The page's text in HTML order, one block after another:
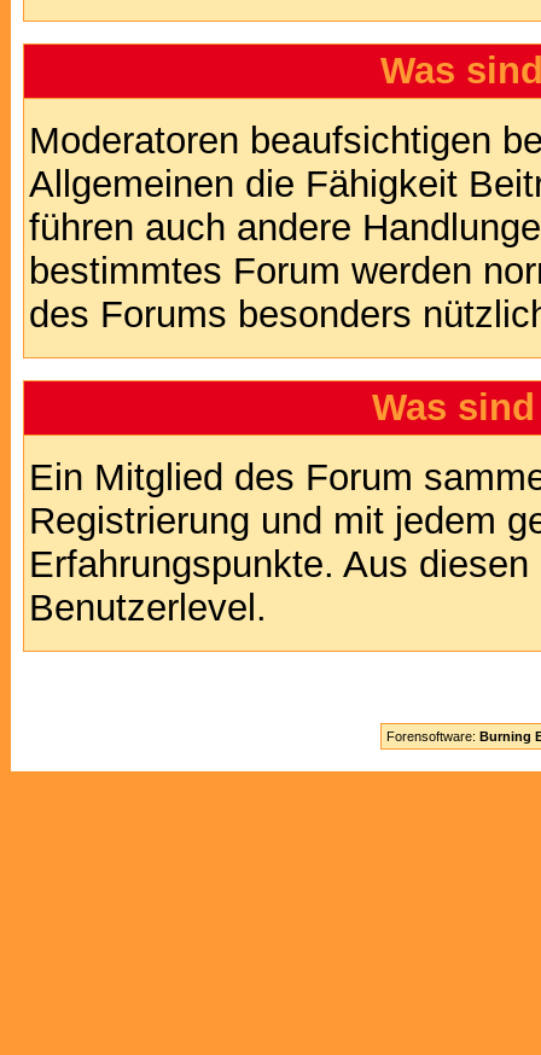
Was
Moderatoren beaufsichtigen
Allgemeinen die Fähigkeit
führen auch andere
bestimmtes Forum werden
des Forums besonders
Was
Ein Mitglied des Forum
Registrierung und mit jedem
Erfahrungspunkte. Aus
Benutzerlevel.
Forensoftware: Burning